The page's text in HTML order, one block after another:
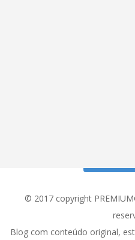
© 2017 copyright
Blog com conteúdo original,